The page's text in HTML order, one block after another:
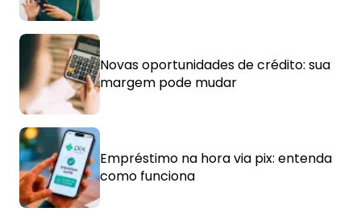
Novas oportunidades de crédito: sua
margem pode mudar
Empréstimo na hora via pix: entenda
como funciona